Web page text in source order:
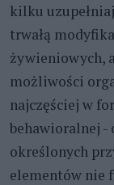
kilku
trwałą
żywieniowych,
możliwości
najczęściej w
behawioralnej -
określonych
elementów nie